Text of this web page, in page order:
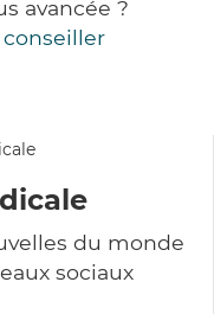
avancée ?
du monde
sociaux